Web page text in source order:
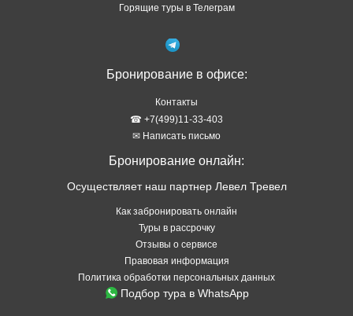
Бронирование онлайн:
Туры в рассрочку
Правовая информация
Политика обработки персональных данных
Подбор тура в WhatsApp
ТОП стран
Туры в Турцию
Туры на Шри Ланку
Туры на Сейшелы
Туры во Вьетнам
Туры в Индию
Туры в Индонезию
Туры в Черногорию
Туры в ОАЭ